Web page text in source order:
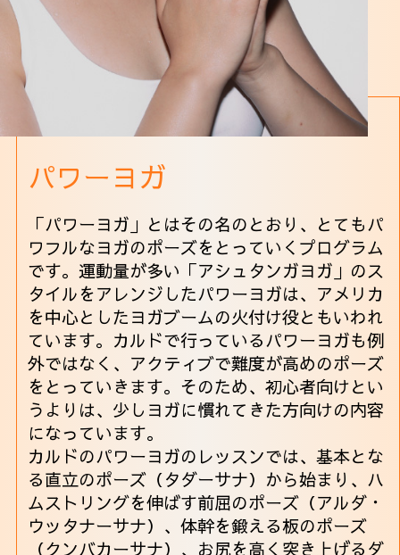
パワーヨガ
「パワーヨガ」とはその名のとおり、とてもパ
ワフルなヨガのポーズをとっていくプログラム
です。運動量が多い「アシュタンガヨガ」のス
タイルをアレンジしたパワーヨガは、アメリカ
を中心としたヨガブームの火付け役ともいわれ
ています。カルドで行っているパワーヨガも例
外ではなく、アクティブで難度が高めのポーズ
をとっていきます。そのため、初心者向けとい
うよりは、少しヨガに慣れてきた方向けの内容
になっています。
カルドのパワーヨガのレッスンでは、基本とな
る直立のポーズ（タダーサナ）から始まり、ハ
ムストリングを伸ばす前屈のポーズ（アルダ・
ウッタナーサナ）、体幹を鍛える板のポーズ
（クンバカーサナ）、お尻を高く突き上げるダ